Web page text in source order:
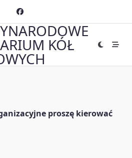
KÓŁ
proszę kierować